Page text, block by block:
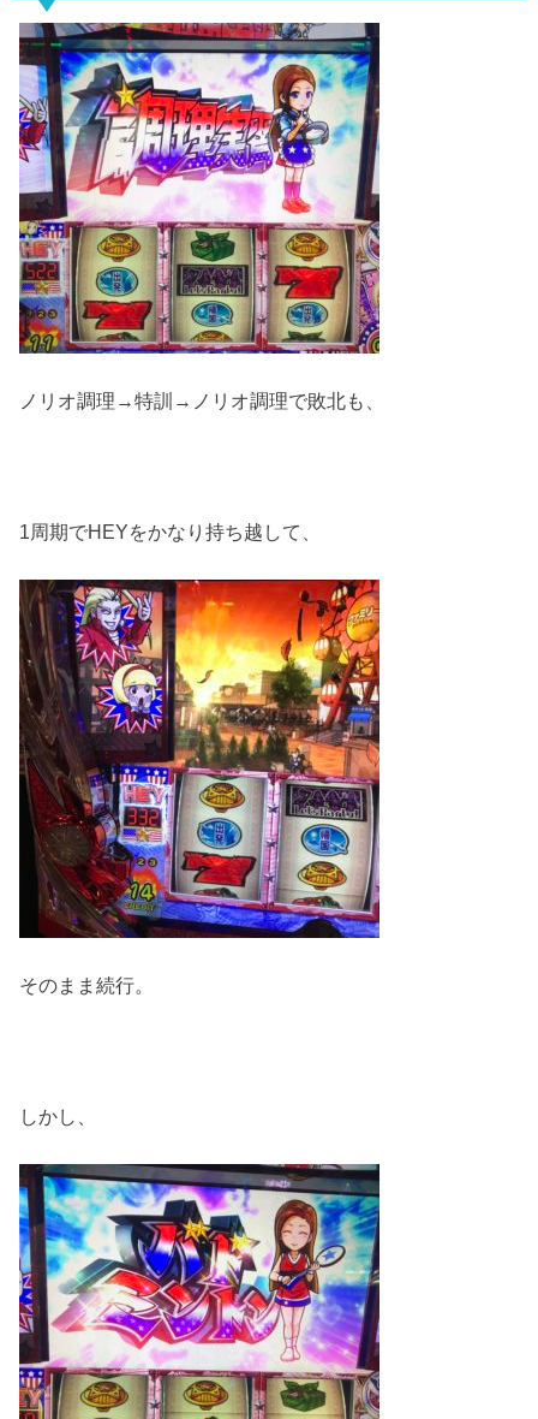
ノリオ調理→特訓→ノリオ調理で敗北も、
1周期でHEYをかなり持ち越して、
そのまま続行。
しかし、